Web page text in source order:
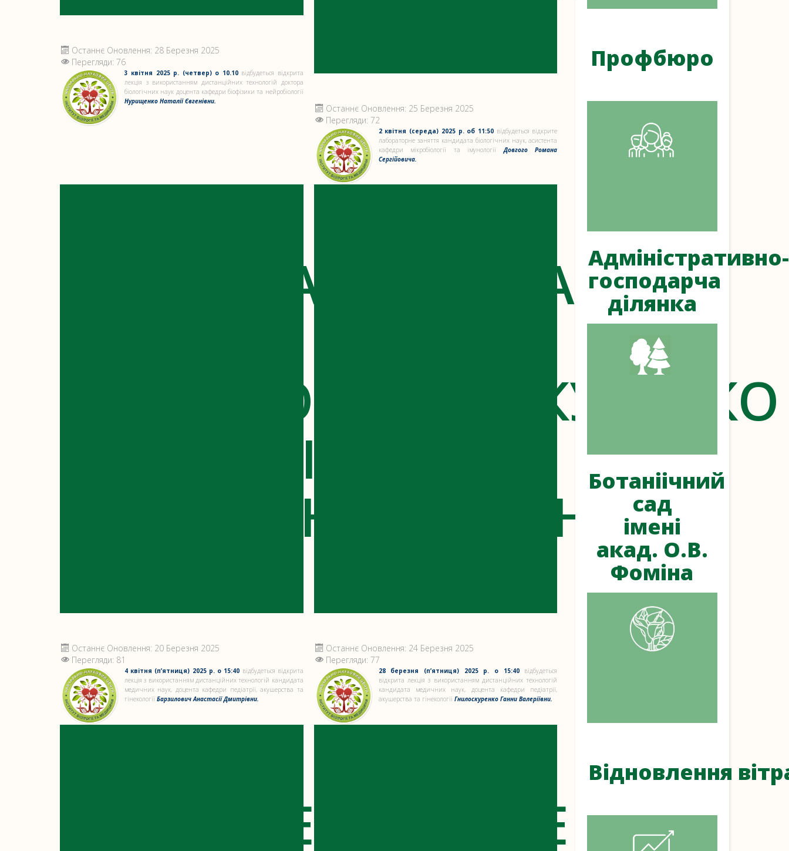
Останнє Оновлення: 28 Березня 2025
Перегляди: 76
3 квітня 2025 р. (четвер) о 10.10відбудеться відкрита
лекція з використанням дистанційних технологій доктора
біологічних наук доцента кафедри біофізики та нейробіології
Нурищенко Наталії Євгенівни.
Останнє Оновлення: 25 Березня 2025
Перегляди: 72
2 квітня (середа) 2025 р. об 11:50 відбудеться відкрите
лабораторне заняття кандидата біологічних наук, асистента
кафедри мікробіології та імунології Довгого Романа
Сергійовича.
ВІДКРИТА
БАРЗИЛОВИЧ
АНАСТАСІЇ
ДМИТРІВНИ
Останнє Оновлення: 20 Березня 2025
Перегляди: 81
4 квітня (п’ятниця) 2025 р. о 15:40 відбудеться відкрита
лекція з використанням дистанційних технологій кандидата
медичних наук, доцента кафедри педіатрії, акушерства та
гінекології Барзилович Анастасії Дмитрівни.
ВІДКРИТА
ГНИЛОСКУРЕНКО
ВАЛЕРІЇВНИ
Останнє Оновлення: 24 Березня 2025
Перегляди: 77
28 березня (п’ятниця) 2025 р. о 15:40відбудеться
відкрита лекція з використанням дистанційних технологій
кандидата медичних наук, доцента кафедри педіатрії,
акушерства та гінекології Гнилоскуренко Ганни Валеріївни.
ВІДКРИТЕ ВІДКРИТЕ
Профбюро
Адміністративно-
господарча
ділянка
Ботаніічний
сад
імені
акад. О.В.
Фоміна
Відновлення